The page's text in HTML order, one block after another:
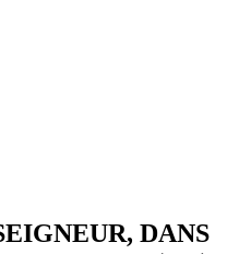
DANS